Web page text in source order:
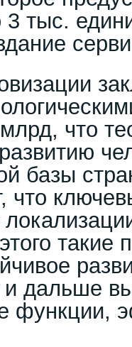
3 тыс.
что
базы
что
такие
и дальше
функции,